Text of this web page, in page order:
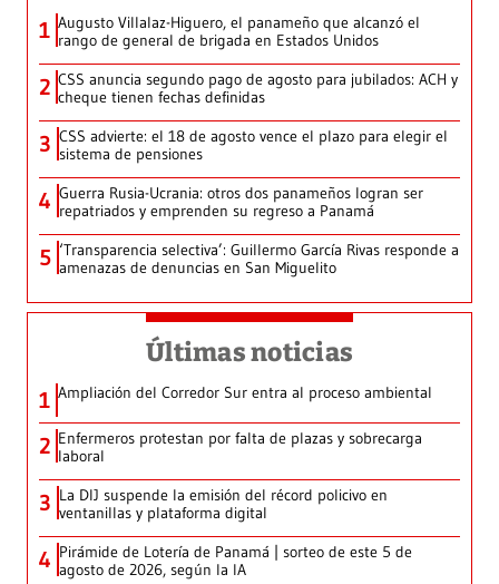
1 Augusto Villalaz-Higuero, el panameño que alcanzó el
rango de general de brigada en Estados Unidos
2 CSS anuncia segundo pago de agosto para jubilados: ACH y
cheque tienen fechas definidas
3 CSS advierte: el 18 de agosto vence el plazo para elegir el
sistema de pensiones
4 Guerra Rusia-Ucrania: otros dos panameños logran ser
repatriados y emprenden su regreso a Panamá
5 ‘Transparencia selectiva’: Guillermo García Rivas responde a
amenazas de denuncias en San Miguelito
Últimas noticias
1 Ampliación del Corredor Sur entra al proceso ambiental
2 Enfermeros protestan por falta de plazas y sobrecarga
laboral
3 La DIJ suspende la emisión del récord policivo en
ventanillas y plataforma digital
4 Pirámide de Lotería de Panamá | sorteo de este 5 de
agosto de 2026, según la IA